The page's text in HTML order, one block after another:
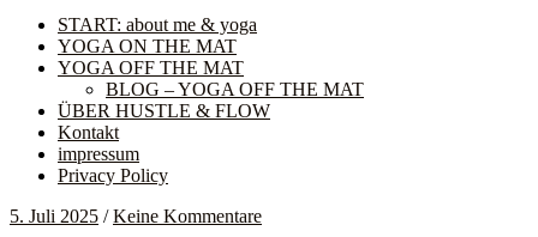
START: about me & yoga
YOGA ON THE MAT
YOGA OFF THE MAT
BLOG – YOGA OFF THE MAT
ÜBER HUSTLE & FLOW
Kontakt
impressum
Privacy Policy
5. Juli 2025 / Keine Kommentare